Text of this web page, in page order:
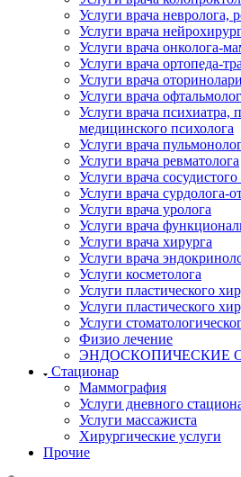
Услуги врача невролога,
Услуги врача
Услуги врача онколога-
Услуги врача ортопеда-
Услуги врача
Услуги врача
Услуги врача психиатра,
медицинского психолога
Услуги врача
Услуги врача ревматолога
Услуги врача
Услуги врача сурдолога-
Услуги врача уролога
Услуги врача
Услуги врача хирурга
Услуги врача
Услуги косметолога
Услуги пластического
Услуги пластического
Услуги
Физио лечение
ЭНДОСКОПИЧЕСКИЕ
Стационар
Маммография
Услуги дневного
Услуги массажиста
Хирургические услуги
Прочие